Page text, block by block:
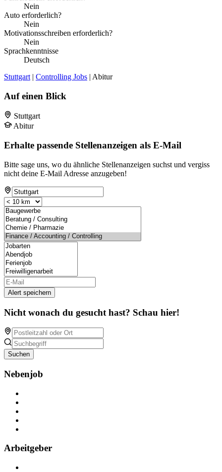
Nein
Auto erforderlich?
Nein
Motivationsschreiben erforderlich?
Nein
Sprachkenntnisse
Deutsch
Stuttgart | Controlling Jobs | Abitur
Auf einen Blick
Stuttgart
Abitur
Erhalte passende Stellenanzeigen als E-Mail
Bitte sage uns, wo du ähnliche Stellenanzeigen suchst und vergiss
nicht deine E-Mail Adresse anzugeben!
Alert speichern
Nicht wonach du gesucht hast? Schau hier!
Suchen
Nebenjob
Arbeitgeber